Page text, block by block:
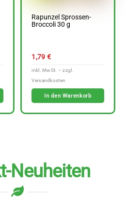
Rapunzel Sprossen-
Broccoli 30 g
1,79 €
In den Warenkorb
Neuheiten